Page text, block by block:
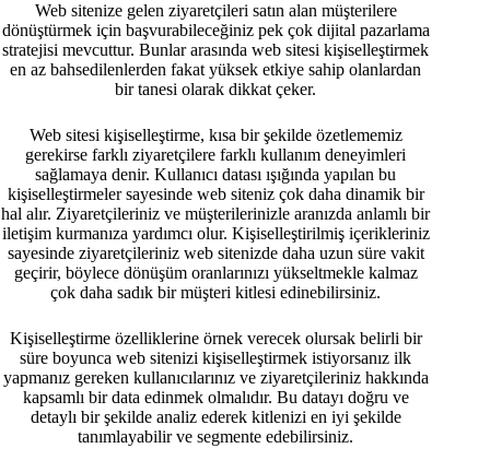
Web sitenize gelen ziyaretçileri satın alan müşterilere
dönüştürmek için başvurabileceğiniz pek çok dijital pazarlama
stratejisi mevcuttur. Bunlar arasında web sitesi kişiselleştirmek
en az bahsedilenlerden fakat yüksek etkiye sahip olanlardan
bir tanesi olarak dikkat çeker.
Web sitesi kişiselleştirme, kısa bir şekilde özetlememiz
gerekirse farklı ziyaretçilere farklı kullanım deneyimleri
sağlamaya denir. Kullanıcı datası ışığında yapılan bu
kişiselleştirmeler sayesinde web siteniz çok daha dinamik bir
hal alır. Ziyaretçileriniz ve müşterilerinizle aranızda anlamlı bir
iletişim kurmanıza yardımcı olur. Kişiselleştirilmiş içerikleriniz
sayesinde ziyaretçileriniz web sitenizde daha uzun süre vakit
geçirir, böylece dönüşüm oranlarınızı yükseltmekle kalmaz
çok daha sadık bir müşteri kitlesi edinebilirsiniz.
Kişiselleştirme özelliklerine örnek verecek olursak belirli bir
süre boyunca web sitenizi kişiselleştirmek istiyorsanız ilk
yapmanız gereken kullanıcılarınız ve ziyaretçileriniz hakkında
kapsamlı bir data edinmek olmalıdır. Bu datayı doğru ve
detaylı bir şekilde analiz ederek kitlenizi en iyi şekilde
tanımlayabilir ve segmente edebilirsiniz.